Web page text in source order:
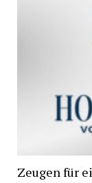
Zeugen für